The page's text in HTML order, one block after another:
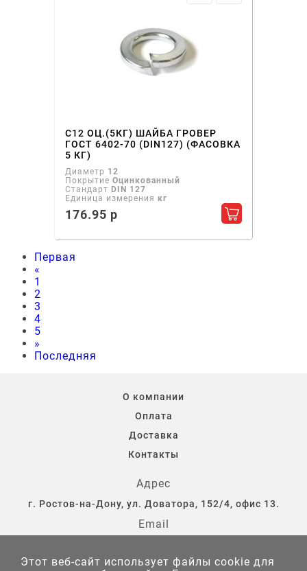
С12 ОЦ.(5КГ) ШАЙБА ГРОВЕР
ГОСТ 6402-70 (DIN127) (ФАСОВКА
5 КГ)
Диаметр 12
Покрытие Оцинкованный
Стандарт DIN 127
Единица измерения кг
176.95 р Добавить в
Первая
«
1
2
3
4
5
»
Последняя
О компании
Оплата
Доставка
Контакты
Адрес
г. Ростов-на-Дону, ул. Доватора, 152/4, офис 13.
Email
⇄ Сравнение
Этот веб-сайт использует файлы cookie для